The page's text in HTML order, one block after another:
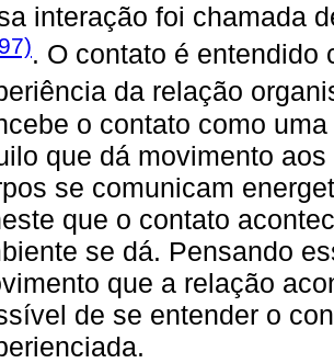
interação foi chamada
. O contato é entendido
da relação
o contato como
que dá movimento
se comunicam
que o contato
se dá. Pensando
que a relação
de se entender o